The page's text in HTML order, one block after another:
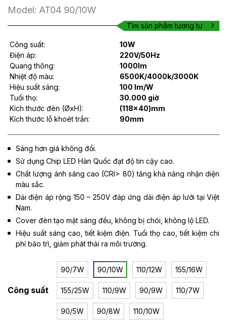
Model: AT04 90/10W
Tìm sản phẩm tương tự
Công suất:
10W
Điện áp:
220V/50Hz
Quang thông:
1000lm
Nhiệt độ màu:
6500K/4000k/3000K
Hiệu suất sáng:
100 lm/W
Tuổi thọ:
30.000 giờ
Kích thước đèn (ØxH):
(118x40)mm
Kích thước lỗ khoét trần:
90mm
Sáng hơn giá không đổi.
Sử dụng Chip LED Hàn Quốc đạt độ tin cậy cao.
Chất lượng ánh sáng cao (CRI> 80) tăng khả năng nhận diện
màu sắc.
Dải điện áp rộng 150 – 250V đáp ứng dải điện áp lưới tại Việt
Nam.
Cover đèn tạo mặt sáng đều, không bị chói, không lộ LED.
Hiệu suất sáng cao, tiết kiệm điện. Tuổi thọ cao, tiết kiệm chi
phí bảo trì, giảm phát thải ra môi trường.
Công suất
90/7W 90/10W 110/12W 155/16W
155/25W 110/9W 90/9W 110/7W
90/5W 90/8W 110/10W